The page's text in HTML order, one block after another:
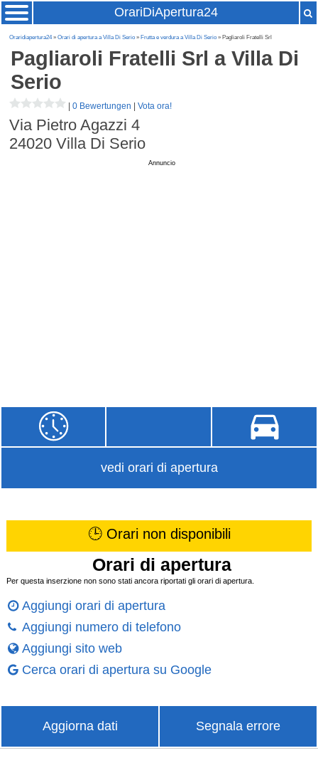
OrariDiApertura24
Oraridiapertura24»Orari di apertura a Villa Di Serio » Frutta e verdura a Villa Di Serio » Pagliaroli Fratelli Srl
Pagliaroli Fratelli Srl a Villa Di
Serio
|0 Bewertungen |Vota ora!
Via Pietro Agazzi 4
24020 Villa Di Serio
Annuncio
vedi orari di apertura
🕒 Orari non disponibili
Orari di apertura
Per questa inserzione non sono stati ancora riportati gli orari di apertura.
Aggiungi orari di apertura
Aggiungi numero di telefono
Aggiungi sito web
Cerca orari di apertura su Google
Aggiorna dati Segnala errore